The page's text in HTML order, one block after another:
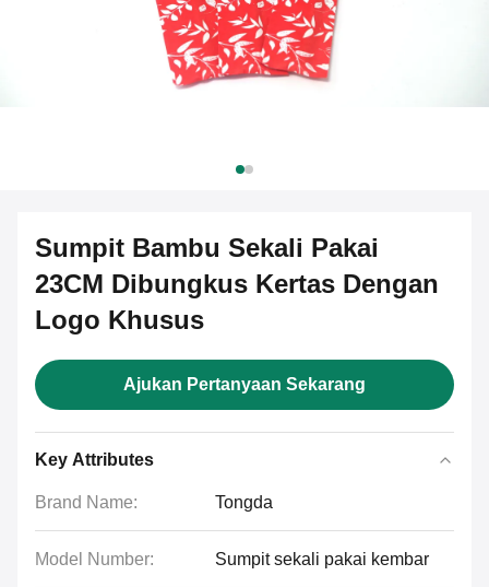
Sumpit Bambu Sekali Pakai
23CM Dibungkus Kertas Dengan
Logo Khusus
Ajukan Pertanyaan Sekarang
Key Attributes
Brand Name: Tongda
Model Number: Sumpit sekali pakai kembar